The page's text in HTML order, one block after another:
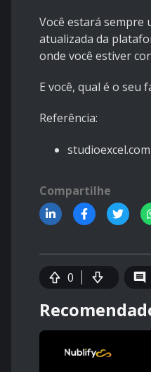
Você estará sempre
atualizada da
onde você estiver
E você, qual é o seu
Referência:
studioexcel.com
Compartilhe
0